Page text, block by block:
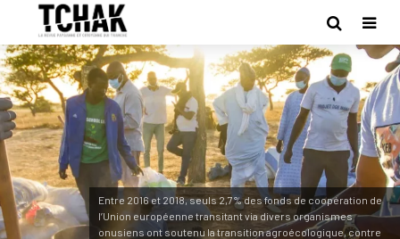
Entre 2016 et 2018, seuls 2,7% des fonds de coopération de
l’Union européenne transitant via divers organismes
onusiens ont soutenu la transition agroécologique, contre